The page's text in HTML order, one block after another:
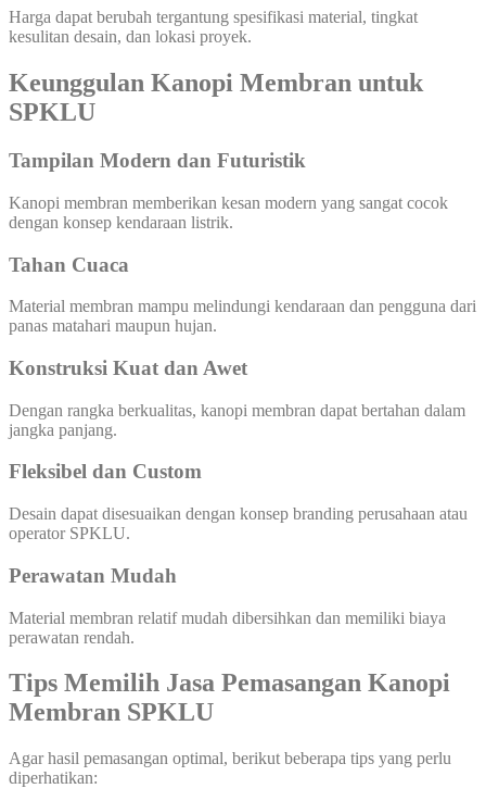
Harga dapat berubah tergantung spesifikasi material, tingkat
kesulitan desain, dan lokasi proyek.
Keunggulan Kanopi Membran untuk
SPKLU
Tampilan Modern dan Futuristik
Kanopi membran memberikan kesan modern yang sangat cocok
dengan konsep kendaraan listrik.
Tahan Cuaca
Material membran mampu melindungi kendaraan dan pengguna dari
panas matahari maupun hujan.
Konstruksi Kuat dan Awet
Dengan rangka berkualitas, kanopi membran dapat bertahan dalam
jangka panjang.
Fleksibel dan Custom
Desain dapat disesuaikan dengan konsep branding perusahaan atau
operator SPKLU.
Perawatan Mudah
Material membran relatif mudah dibersihkan dan memiliki biaya
perawatan rendah.
Tips Memilih Jasa Pemasangan Kanopi
Membran SPKLU
Agar hasil pemasangan optimal, berikut beberapa tips yang perlu
diperhatikan: